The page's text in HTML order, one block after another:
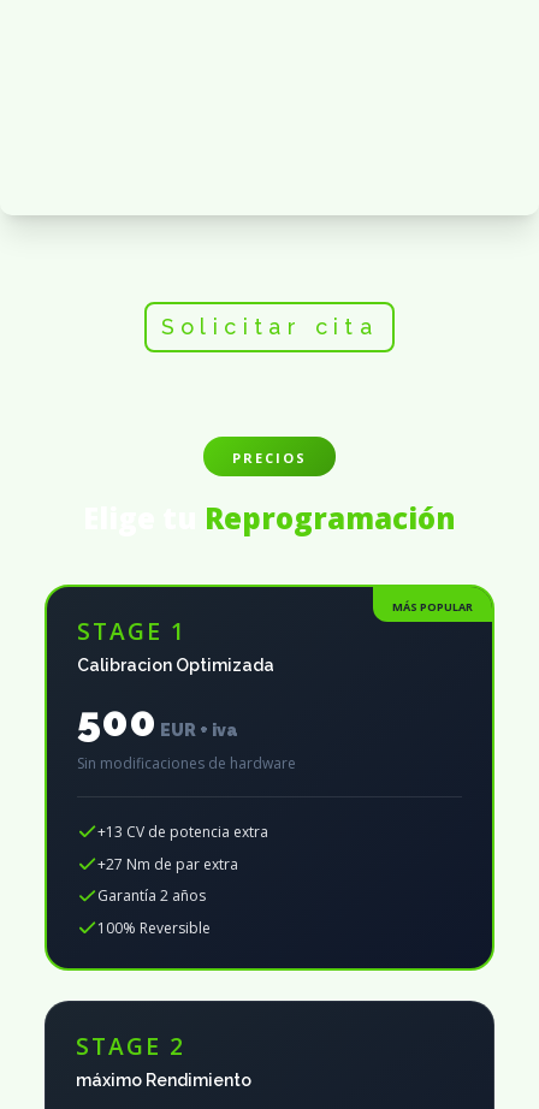
Solicitar cita
PRECIOS
Reprogramación
MÁS POPULAR
STAGE 1
Calibracion Optimizada
500 EUR + iva
Sin modificaciones de hardware
+13 CV de potencia extra
+27 Nm de par extra
Garantía 2 años
100% Reversible
STAGE 2
máximo Rendimiento